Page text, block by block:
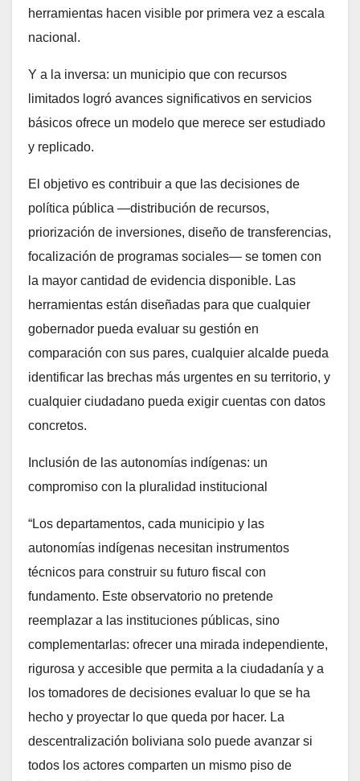
herramientas hacen visible por primera vez a escala
nacional.
Y a la inversa: un municipio que con recursos
limitados logró avances significativos en servicios
básicos ofrece un modelo que merece ser estudiado
y replicado.
El objetivo es contribuir a que las decisiones de
política pública —distribución de recursos,
priorización de inversiones, diseño de transferencias,
focalización de programas sociales— se tomen con
la mayor cantidad de evidencia disponible. Las
herramientas están diseñadas para que cualquier
gobernador pueda evaluar su gestión en
comparación con sus pares, cualquier alcalde pueda
identificar las brechas más urgentes en su territorio, y
cualquier ciudadano pueda exigir cuentas con datos
concretos.
Inclusión de las autonomías indígenas: un
compromiso con la pluralidad institucional
“Los departamentos, cada municipio y las
autonomías indígenas necesitan instrumentos
técnicos para construir su futuro fiscal con
fundamento. Este observatorio no pretende
reemplazar a las instituciones públicas, sino
complementarlas: ofrecer una mirada independiente,
rigurosa y accesible que permita a la ciudadanía y a
los tomadores de decisiones evaluar lo que se ha
hecho y proyectar lo que queda por hacer. La
descentralización boliviana solo puede avanzar si
todos los actores comparten un mismo piso de